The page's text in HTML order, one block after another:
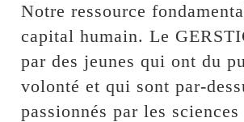
Notre ressource
capital humain. Le
par des jeunes qui ont du
volonté et qui sont par-
passionnés par les sciences